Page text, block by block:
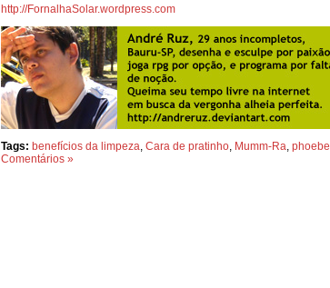
http://FornalhaSolar.wordpress.com
Tags: benefícios da limpeza, Cara de pratinho, Mumm-Ra, phoebe
Comentários »